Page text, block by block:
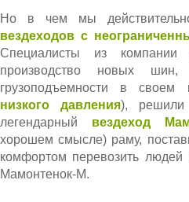
Но в чем мы
вездеходов с
Специалисты из компании
производство новых
грузоподъемности в своем
низкого давления), решили
легендарный вездеход
хорошем смысле) раму,
комфортом перевозить
Мамонтенок-М.